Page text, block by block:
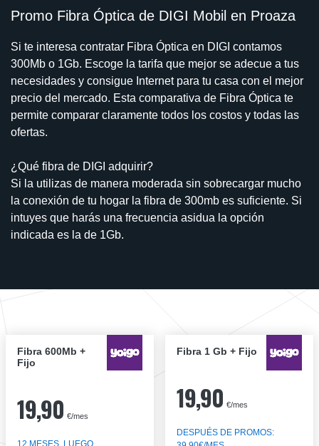
Promo Fibra Óptica de DIGI Mobil en Proaza
Si te interesa contratar Fibra Óptica en DIGI contamos
300Mb o 1Gb. Escoge la tarifa que mejor se adecue a tus
necesidades y consigue Internet para tu casa con el mejor
precio del mercado. Esta comparativa de Fibra Óptica te
permite comparar claramente todos los costos y todas las
ofertas.
¿Qué fibra de DIGI adquirir?
Si la utilizas de manera moderada sin sobrecargar mucho
la conexión de tu hogar la fibra de 300mb es suficiente. Si
intuyes que harás una frecuencia asidua la opción
indicada es la de 1Gb.
Fibra 600Mb +
Fijo
19,90 €/mes
12 MESES, LUEGO
Fibra 1 Gb + Fijo
19,90 €/mes
DESPUÉS DE PROMOS: